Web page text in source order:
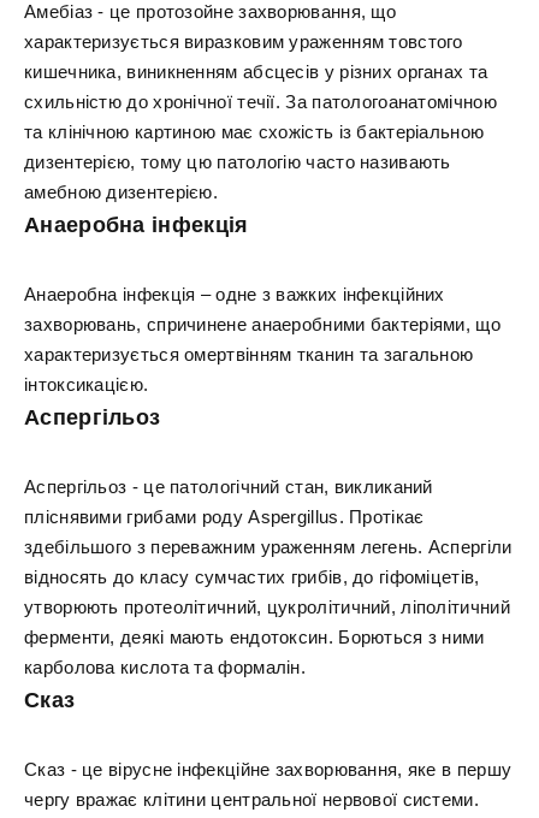
Амебіаз - це протозойне захворювання, що
характеризується виразковим ураженням товстого
кишечника, виникненням абсцесів у різних органах та
схильністю до хронічної течії. За патологоанатомічною
та клінічною картиною має схожість із бактеріальною
дизентерією, тому цю патологію часто називають
амебною дизентерією.
Анаеробна інфекція
Анаеробна інфекція – одне з важких інфекційних
захворювань, спричинене анаеробними бактеріями, що
характеризується омертвінням тканин та загальною
інтоксикацією.
Аспергільоз
Аспергільоз - це патологічний стан, викликаний
пліснявими грибами роду Aspergillus. Протікає
здебільшого з переважним ураженням легень. Аспергіли
відносять до класу сумчастих грибів, до гіфоміцетів,
утворюють протеолітичний, цукролітичний, ліполітичний
ферменти, деякі мають ендотоксин. Борються з ними
карболова кислота та формалін.
Сказ
Сказ - це вірусне інфекційне захворювання, яке в першу
чергу вражає клітини центральної нервової системи.